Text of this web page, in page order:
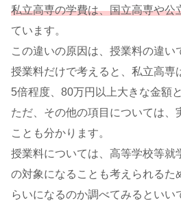
私立高専の学費は、国立高専や公
ています。
この違いの原因は、授業料の違い
授業料だけで考えると、私立高専
5倍程度、80万円以上大きな金額
ただ、その他の項目については、
ことも分かります。
授業料については、高等学校等就
の対象になることも考えられるた
らいになるのか調べてみるといい